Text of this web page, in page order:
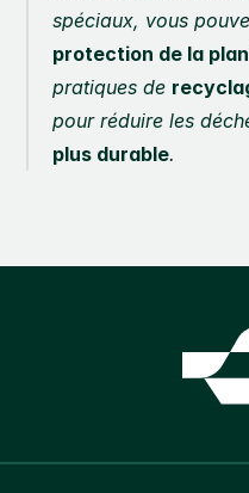
spéciaux, vous
protection de la
pratiques de
pour réduire les
plus durable.